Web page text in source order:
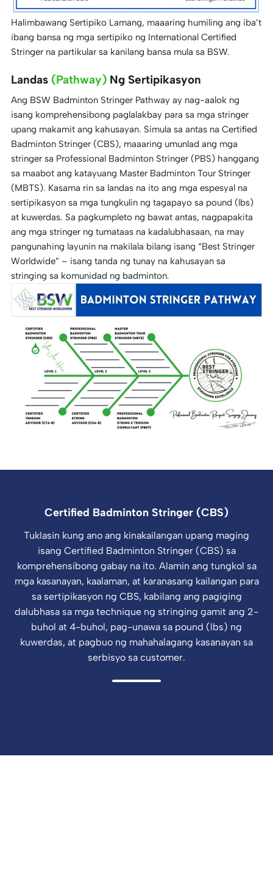
Halimbawang Sertipiko Lamang, maaaring humiling ang iba’t
ibang bansa ng mga sertipiko ng International Certified
Stringer na partikular sa kanilang bansa mula sa BSW.
Landas (Pathway) Ng Sertipikasyon
Ang BSW Badminton Stringer Pathway ay nag-aalok ng
isang komprehensibong paglalakbay para sa mga stringer
upang makamit ang kahusayan. Simula sa antas na Certified
Badminton Stringer (CBS), maaaring umunlad ang mga
stringer sa Professional Badminton Stringer (PBS) hanggang
sa maabot ang katayuang Master Badminton Tour Stringer
(MBTS). Kasama rin sa landas na ito ang mga espesyal na
sertipikasyon sa mga tungkulin ng tagapayo sa pound (lbs)
at kuwerdas. Sa pagkumpleto ng bawat antas, nagpapakita
ang mga stringer ng tumataas na kadalubhasaan, na may
pangunahing layunin na makilala bilang isang “Best Stringer
Worldwide” – isang tanda ng tunay na kahusayan sa
stringing sa komunidad ng badminton.
Certified Badminton Stringer (CBS)
Tuklasin kung ano ang kinakailangan upang maging
isang Certified Badminton Stringer (CBS) sa
komprehensibong gabay na ito. Alamin ang tungkol sa
mga kasanayan, kaalaman, at karanasang kailangan para
sa sertipikasyon ng CBS, kabilang ang pagiging
dalubhasa sa mga technique ng stringing gamit ang 2-
buhol at 4-buhol, pag-unawa sa pound (lbs) ng
kuwerdas, at pagbuo ng mahahalagang kasanayan sa
serbisyo sa customer.